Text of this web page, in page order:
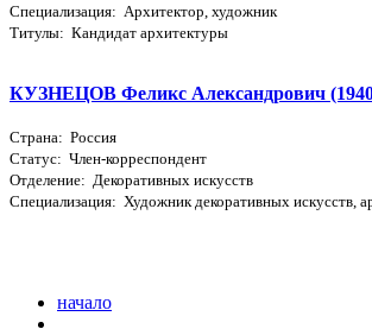
Специализация: Архитектор, художник
Титулы: Кандидат архитектуры
КУЗНЕЦОВ Феликс Александрович
Страна: Россия
Статус: Член-корреспондент
Отделение: Декоративных искусств
Специализация: Художник декоративных искусств,
начало